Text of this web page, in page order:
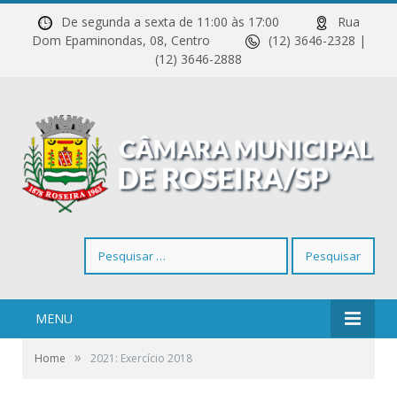
De segunda a sexta de 11:00 às 17:00
Rua
Dom Epaminondas, 08, Centro
(12) 3646-2328 |
(12) 3646-2888
por:
MENU
Home » 2021: Exercício 2018